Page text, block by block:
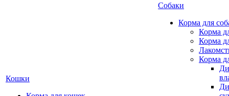
Кошки
Собаки
Корма для
Корма
Корма
Корма